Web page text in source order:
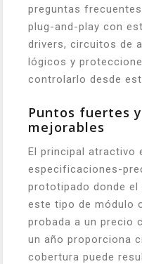
preguntas
plug-and-play con
drivers, circuitos de
lógicos y
controlarlo desde
Puntos fuertes
mejorables
El principal atractivo
especificaciones-
prototipado donde
este tipo de módulo
probada a un precio
un año proporciona
cobertura puede